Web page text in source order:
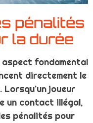
pénalités
la durée
fondamental
directement le
Lorsqu’un joueur
un contact illégal,
pénalités pour